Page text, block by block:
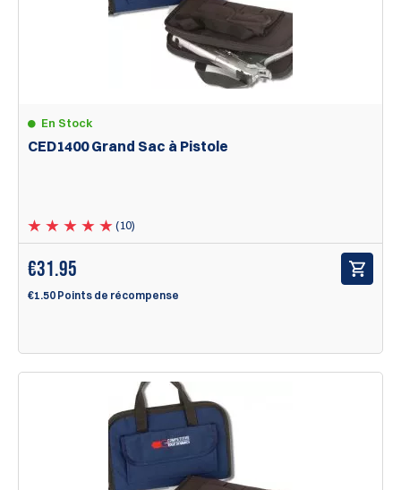
En Stock
CED1400 Grand Sac à Pistole
(10)
€31.95
€1.50 Points de récompense